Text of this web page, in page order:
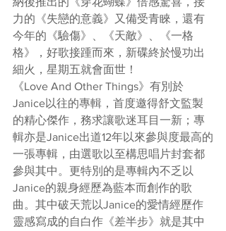
力的《失戀的意義》又備受青睞，還有
今年的《驗傷》、《天敵》、《一格
格》，好歌接踵而來，新碟終於慢功出
細火，星期五就會面世！
《Love And Other Things》有別於
Janice以往的專輯，首度邀得舒文監製
的精心傑作，務求讓歌迷耳目一新；專
輯亦是Janice出道12年以來參與度最高的
一張專輯，由選歌以至構思唱片封套都
參與其中。更特別的是專輯內不乏以
Janice的親身經歷為藍本而創作的歌
曲。其中破天荒以Janice的愛情經歷作
靈感寫成的自白作《差半步》就是其中